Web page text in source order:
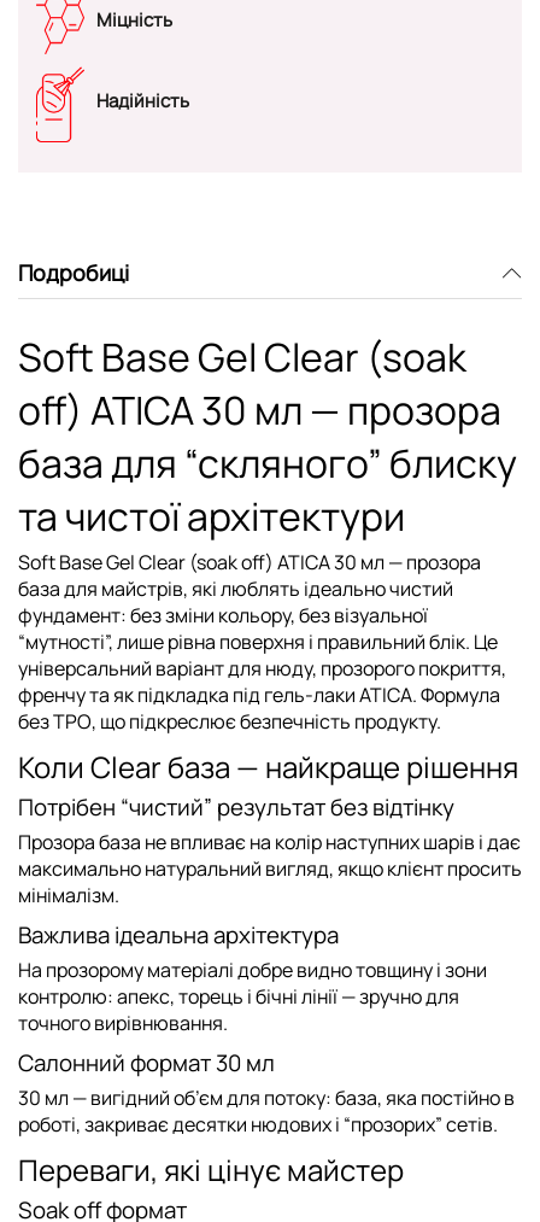
Міцність
Надійність
Подробиці
Soft Base Gel Clear (soak
off) ATICA 30 мл — прозора
база для “скляного” блиску
та чистої архітектури
Soft Base Gel Clear (soak off) ATICA 30 мл— прозора
база для майстрів, які люблять ідеально чистий
фундамент: без зміни кольору, без візуальної
“мутності”, лише рівна поверхня і правильний блік. Це
універсальний варіант для нюду, прозорого покриття,
френчу та як підкладка підгель-лаки ATICA. Формула
без TPO, що підкреслює безпечність продукту.
Коли Clear база — найкраще рішення
Потрібен “чистий” результат без відтінку
Прозора база не впливає на колір наступних шарів і дає
максимально натуральний вигляд, якщо клієнт просить
мінімалізм.
Важлива ідеальна архітектура
На прозорому матеріалі добре видно товщину і зони
контролю: апекс, торець і бічні лінії — зручно для
точного вирівнювання.
Салонний формат 30 мл
30 мл— вигідний об’єм для потоку: база, яка постійно в
роботі, закриває десятки нюдових і “прозорих” сетів.
Переваги, які цінує майстер
Soak off формат